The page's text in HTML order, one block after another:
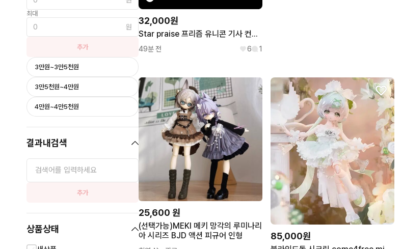
최대
원
추가
3만원~3만5천원
3만5천원~4만원
4만원~4만5천원
결과내검색
추가
상품상태
32,000원
Star praise 프리즘 유니콘 기사 컨셉 풀박스 MJD 랜덤구관 블라인드 박스 돌
49분 전 6 1
25,600 원
(선택가능)MEKI 메키 망각의 루미나리
아 시리즈 BJD 액션 피규어 인형
85,000원